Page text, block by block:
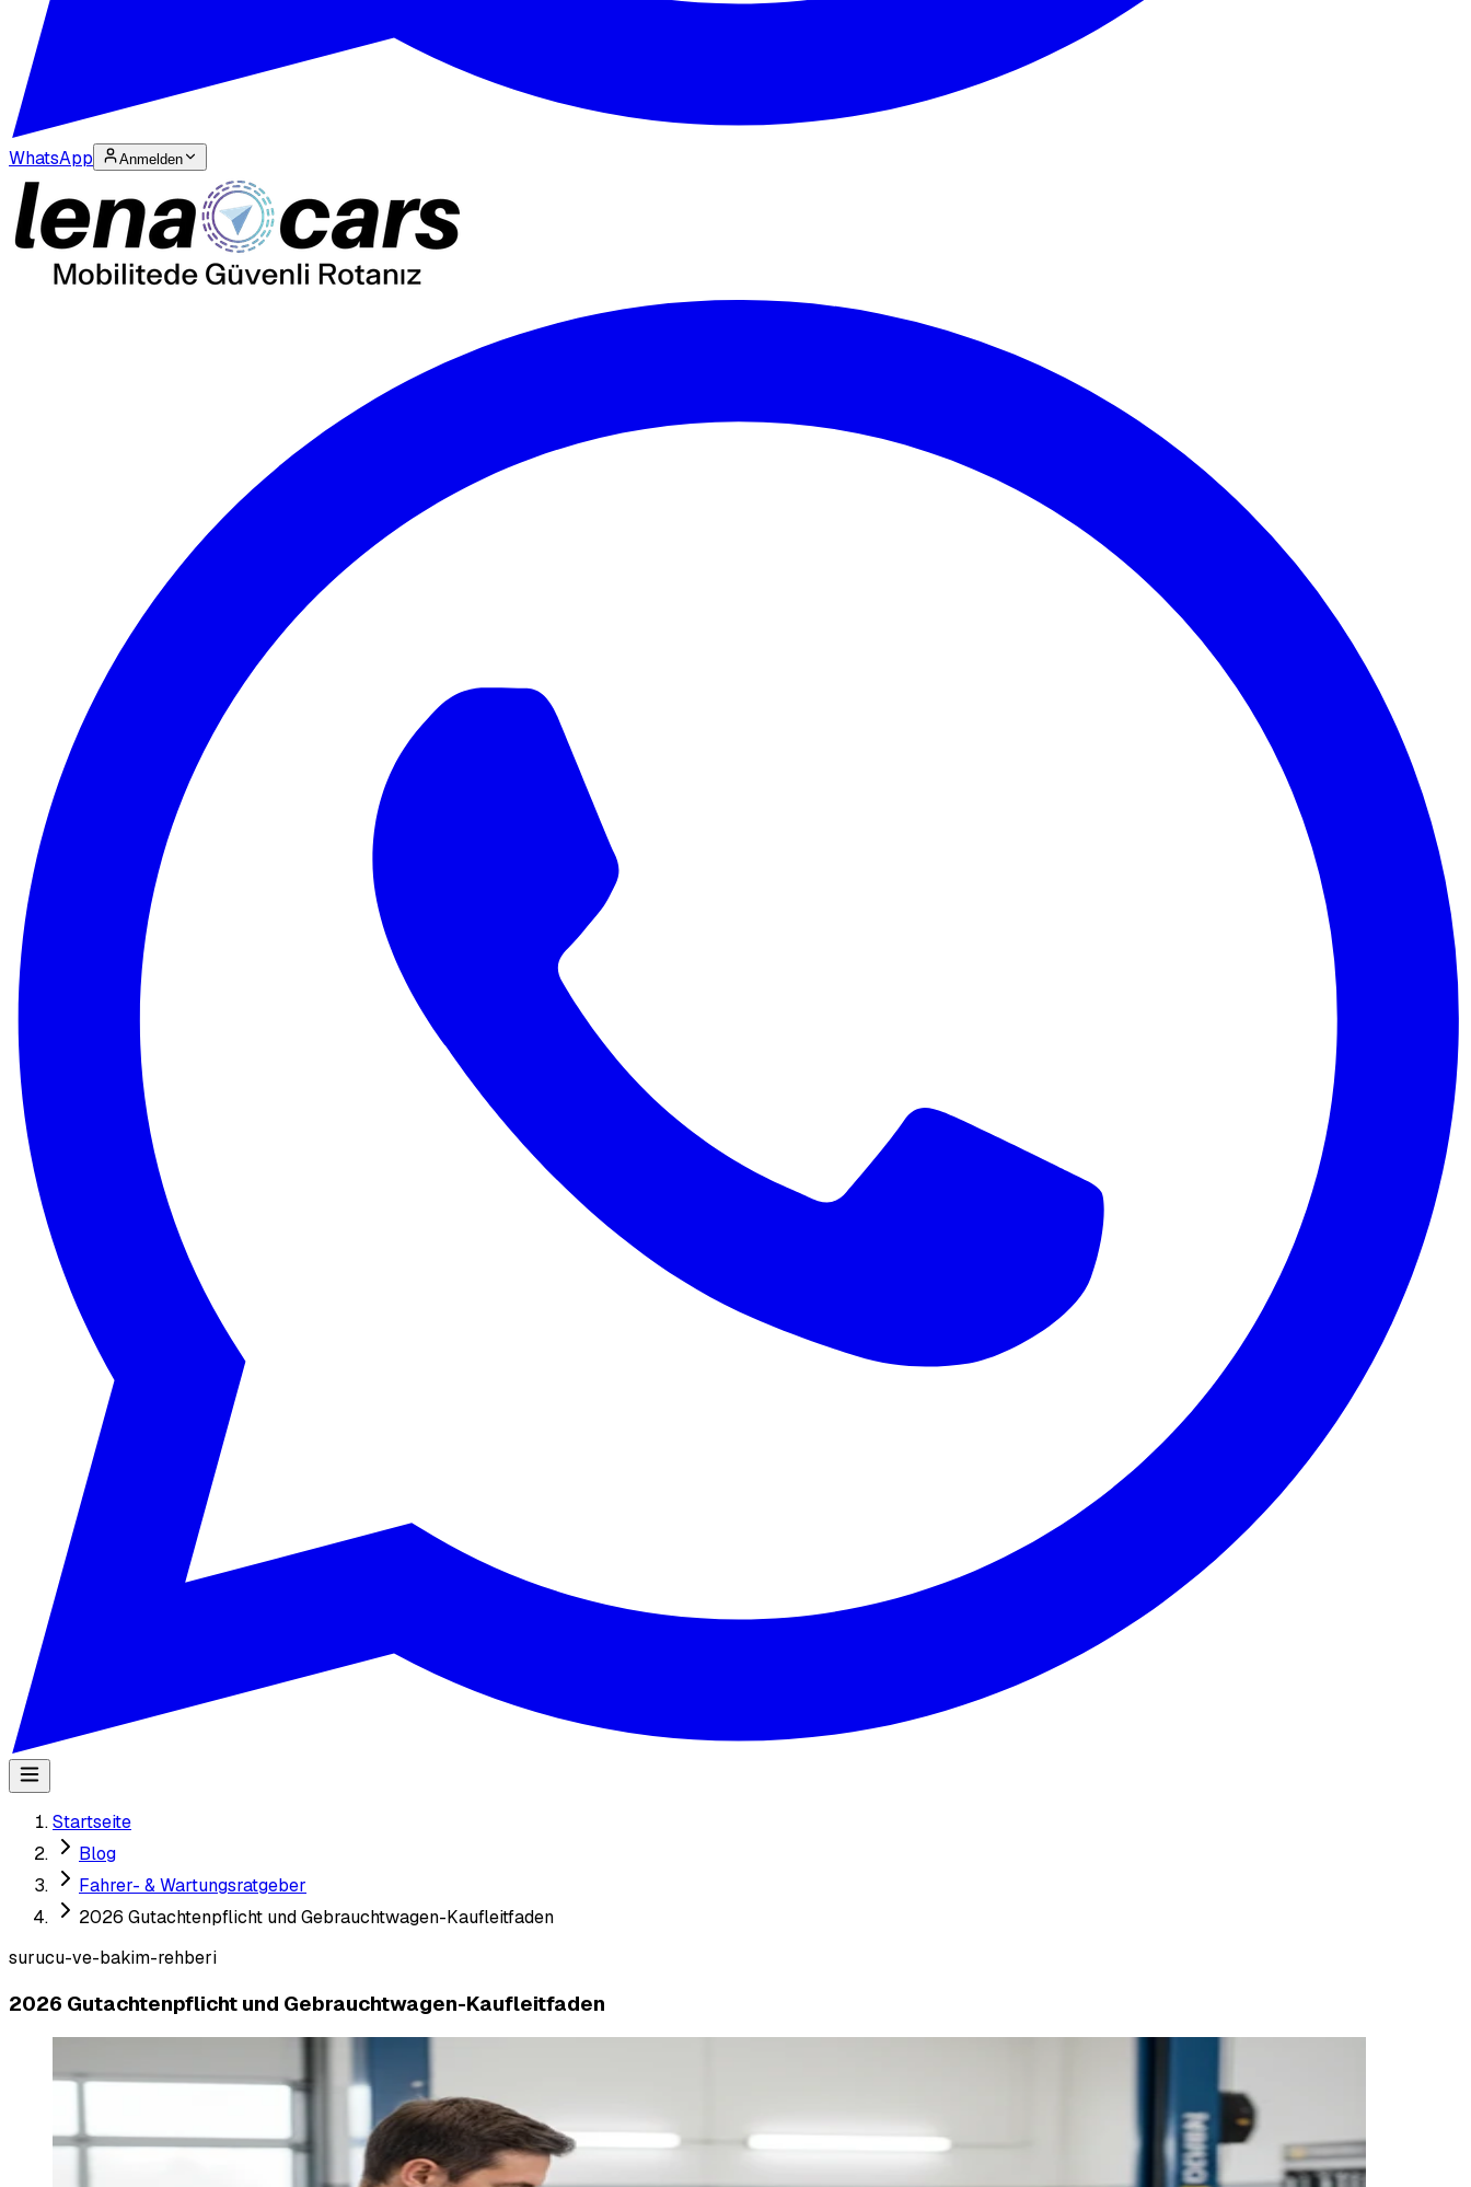
WhatsApp Anmelden
Startseite
Blog
Fahrer- & Wartungsratgeber
2026 Gutachtenpflicht und Gebrauchtwagen-Kaufleitfaden
surucu-ve-bakim-rehberi
2026 Gutachtenpflicht und Gebrauchtwagen-Kaufleitfaden